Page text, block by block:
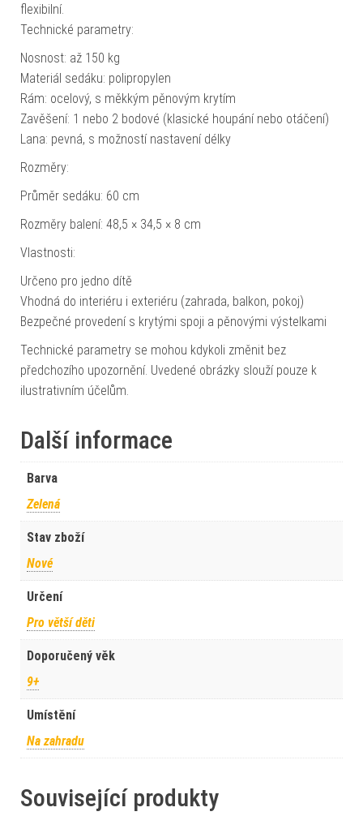
flexibilní.
Technické parametry:
Nosnost: až 150 kg
Materiál sedáku: polipropylen
Rám: ocelový, s měkkým pěnovým krytím
Zavěšení: 1 nebo 2 bodové (klasické houpání nebo otáčení)
Lana: pevná, s možností nastavení délky
Rozměry:
Průměr sedáku: 60 cm
Rozměry balení: 48,5 × 34,5 × 8 cm
Vlastnosti:
Určeno pro jedno dítě
Vhodná do interiéru i exteriéru (zahrada, balkon, pokoj)
Bezpečné provedení s krytými spoji a pěnovými výstelkami
Technické parametry se mohou kdykoli změnit bez
předchozího upozornění. Uvedené obrázky slouží pouze k
ilustrativním účelům.
Další informace
Barva
Zelená
Stav zboží
Nové
Určení
Pro větší děti
Doporučený věk
9+
Umístění
Na zahradu
Související produkty